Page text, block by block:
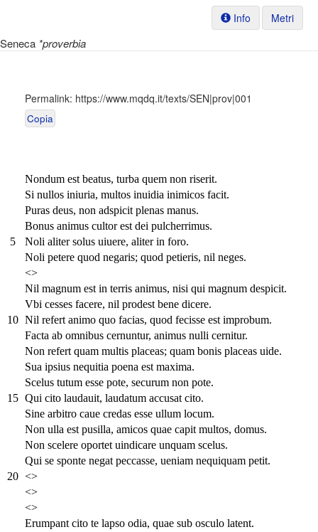
Info Metri
Seneca *proverbia
Permalink: https://www.mqdq.it/texts/SEN|prov|001
Copia
Nondum est beatus, turba quem non riserit.
Si nullos iniuria, multos inuidia inimicos facit.
Puras deus, non adspicit plenas manus.
Bonus animus cultor est dei pulcherrimus.
5
Noli aliter solus uiuere, aliter in foro.
Noli petere quod negaris; quod petieris, nil neges.
<>
Nil magnum est in terris animus, nisi qui magnum despicit.
Vbi cesses facere, nil prodest bene dicere.
10 Nil refert animo quo facias, quod fecisse est improbum.
Facta ab omnibus cernuntur, animus nulli cernitur.
Non refert quam multis placeas; quam bonis placeas uide.
Sua ipsius nequitia poena est maxima.
Scelus tutum esse pote, securum non pote.
15 Qui cito laudauit, laudatum accusat cito.
Sine arbitro caue credas esse ullum locum.
Non ulla est pusilla, amicos quae capit multos, domus.
Non scelere oportet uindicare unquam scelus.
Qui se sponte negat peccasse, ueniam nequiquam petit.
20 <>
<>
<>
Erumpant cito te lapso odia, quae sub osculo latent.